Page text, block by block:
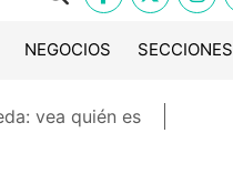
NEGOCIOS SECCIONES
vea quién es